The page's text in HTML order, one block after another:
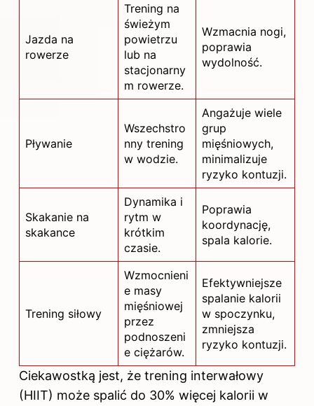
Jazda na
rowerze
Trening na
świeżym
powietrzu
lub na
stacjonarny
m rowerze.
Wzmacnia nogi,
poprawia
wydolność.
Pływanie
Wszechstro
nny trening
w wodzie.
Angażuje wiele
grup
mięśniowych,
minimalizuje
ryzyko kontuzji.
Skakanie na
skakance
Dynamika i
rytm w
krótkim
czasie.
Poprawia
koordynację,
spala kalorie.
Trening siłowy
Wzmocnieni
e masy
mięśniowej
przez
podnoszeni
e ciężarów.
Efektywniejsze
spalanie kalorii
w spoczynku,
zmniejsza
ryzyko kontuzji.
Ciekawostką jest, że trening interwałowy
(HIIT) może spalić do 30% więcej kalorii w